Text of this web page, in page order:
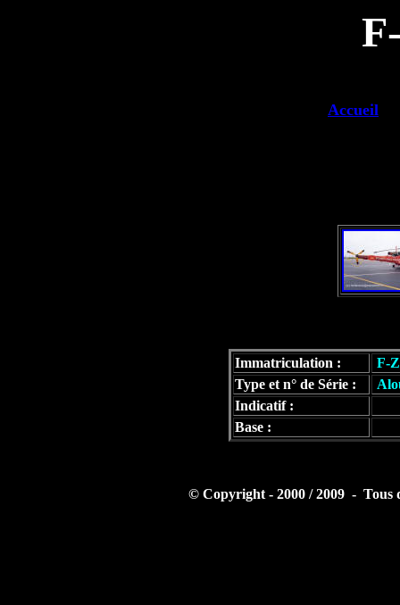
Accueil
Immatriculation :
F-
Type et n° de Série :
Indicatif :
Base :
© Copyright - 2000 / 2009 - Tous